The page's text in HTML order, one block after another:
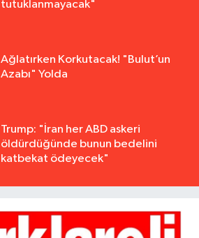
tutuklanmayacak"
Ağlatırken Korkutacak! "Bulut’un
Azabı" Yolda
Trump: "İran her ABD askeri
öldürdüğünde bunun bedelini
katbekat ödeyecek"